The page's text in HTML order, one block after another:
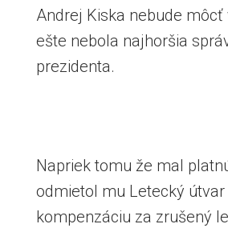
Andrej Kiska nebude
ešte nebola najhoršia
prezidenta.
Napriek tomu že mal
odmietol mu Letecký
kompenzáciu za zrušený